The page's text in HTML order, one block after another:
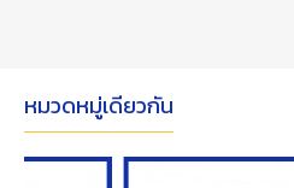
หมวดหมู่เดียวกัน